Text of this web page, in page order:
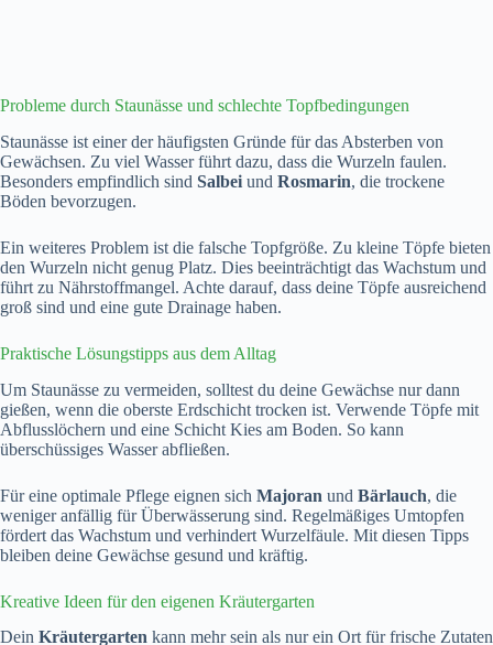
Probleme durch Staunässe und schlechte Topfbedingungen
Staunässe ist einer der häufigsten Gründe für das Absterben von
Gewächsen. Zu viel Wasser führt dazu, dass die Wurzeln faulen.
Besonders empfindlich sind Salbei und Rosmarin, die trockene
Böden bevorzugen.
Ein weiteres Problem ist die falsche Topfgröße. Zu kleine Töpfe bieten
den Wurzeln nicht genug Platz. Dies beeinträchtigt das Wachstum und
führt zu Nährstoffmangel. Achte darauf, dass deine Töpfe ausreichend
groß sind und eine gute Drainage haben.
Praktische Lösungstipps aus dem Alltag
Um Staunässe zu vermeiden, solltest du deine Gewächse nur dann
gießen, wenn die oberste Erdschicht trocken ist. Verwende Töpfe mit
Abflusslöchern und eine Schicht Kies am Boden. So kann
überschüssiges Wasser abfließen.
Für eine optimale Pflege eignen sich Majoran und Bärlauch, die
weniger anfällig für Überwässerung sind. Regelmäßiges Umtopfen
fördert das Wachstum und verhindert Wurzelfäule. Mit diesen Tipps
bleiben deine Gewächse gesund und kräftig.
Kreative Ideen für den eigenen Kräutergarten
Dein Kräutergarten kann mehr sein als nur ein Ort für frische Zutaten